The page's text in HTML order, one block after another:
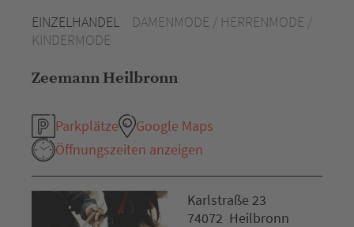
EINZELHANDEL
DAMENMODE / HERRENMODE /
KINDERMODE
Zeemann Heilbronn
Parkplätze
Google Maps
Öffnungszeiten anzeigen
Karlstraße 23
74072 Heilbronn